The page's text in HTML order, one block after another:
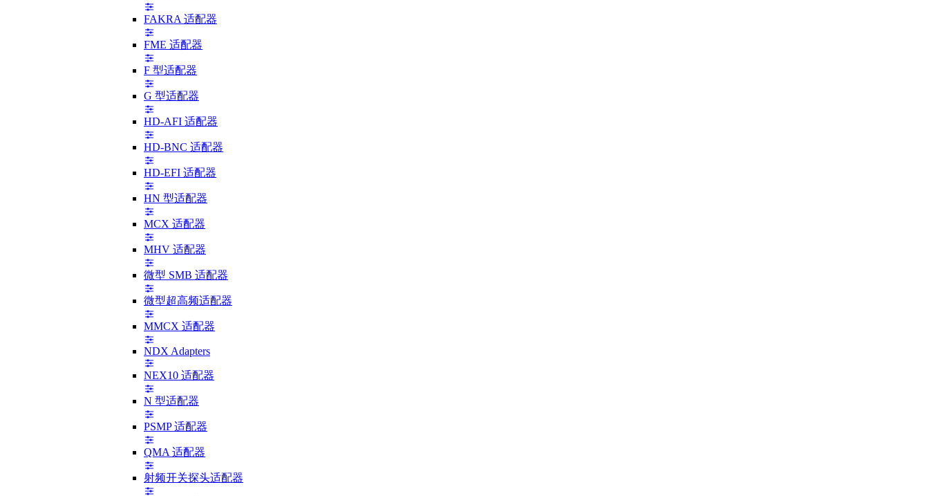
FAKRA 适配器
FME 适配器
F 型适配器
G 型适配器
HD-AFI 适配器
HD-BNC 适配器
HD-EFI 适配器
HN 型适配器
MCX 适配器
MHV 适配器
微型 SMB 适配器
微型超高频适配器
MMCX 适配器
NDX Adapters
NEX10 适配器
N 型适配器
PSMP 适配器
QMA 适配器
射频开关探头适配器